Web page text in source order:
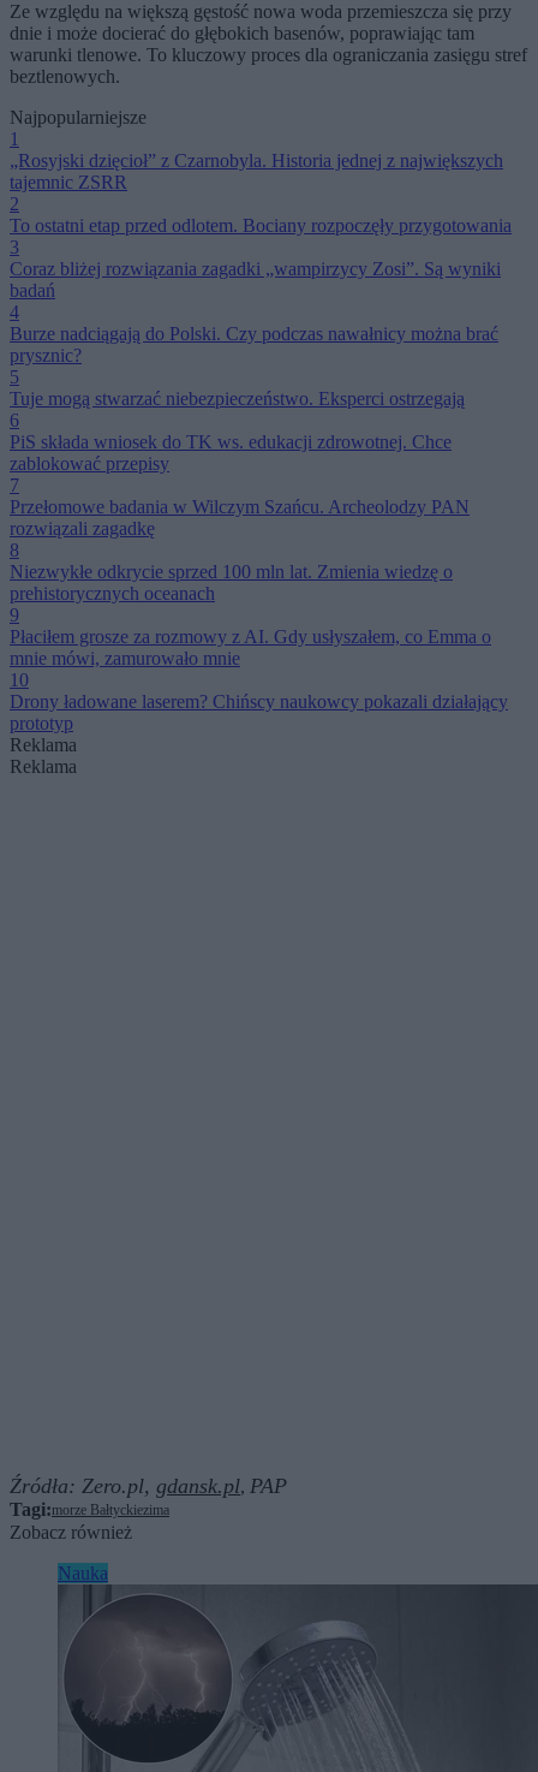
Ze względu na większą gęstość nowa woda przemieszcza się przy
dnie i może docierać do głębokich basenów, poprawiając tam
warunki tlenowe. To kluczowy proces dla ograniczania zasięgu stref
beztlenowych.
Najpopularniejsze
1
„Rosyjski dzięcioł” z Czarnobyla. Historia jednej z największych
tajemnic ZSRR
2
To ostatni etap przed odlotem. Bociany rozpoczęły przygotowania
3
Coraz bliżej rozwiązania zagadki „wampirzycy Zosi”. Są wyniki
badań
4
Burze nadciągają do Polski. Czy podczas nawałnicy można brać
prysznic?
5
Tuje mogą stwarzać niebezpieczeństwo. Eksperci ostrzegają
6
PiS składa wniosek do TK ws. edukacji zdrowotnej. Chce
zablokować przepisy
7
Przełomowe badania w Wilczym Szańcu. Archeolodzy PAN
rozwiązali zagadkę
8
Niezwykłe odkrycie sprzed 100 mln lat. Zmienia wiedzę o
prehistorycznych oceanach
9
Płaciłem grosze za rozmowy z AI. Gdy usłyszałem, co Emma o
mnie mówi, zamurowało mnie
10
Drony ładowane laserem? Chińscy naukowcy pokazali działający
prototyp
Reklama
Reklama
Źródła: Zero.pl, gdansk.pl, PAP
Tagi:morze Bałtyckiezima
Zobacz również
Nauka